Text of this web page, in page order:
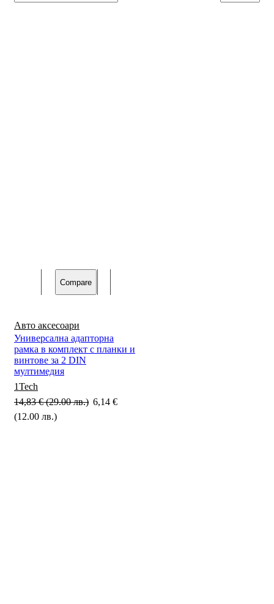
Compare
Авто аксесоари
Универсална адапторна
рамка в комплект с планки и
винтове за 2 DIN
мултимедия
1Tech
14,83€ (29.00 лв.) Original
6,14 €
(12.00 лв.)